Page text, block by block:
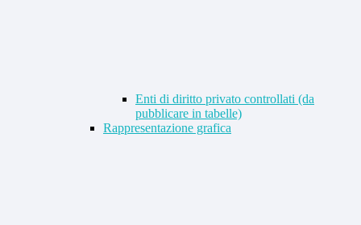
Enti di diritto privato controllati (da
pubblicare in tabelle)
Rappresentazione grafica